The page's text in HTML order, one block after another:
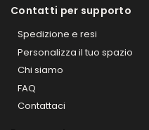
Contatti per supporto
Spedizione e resi
Personalizza il tuo spazio
Chi siamo
FAQ
Contattaci